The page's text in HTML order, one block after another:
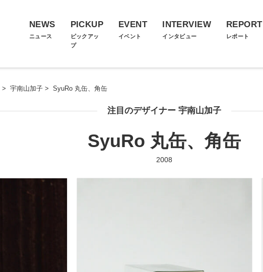
NEWS
ニュース
PICKUP
ピックアッ
プ
EVENT
イベント
INTERVIEW
インタビュー
REPORT
レポート
> 宇南山加子 > SyuRo 丸缶、角缶
注目のデザイナー 宇南山加子
SyuRo 丸缶、角缶
2008